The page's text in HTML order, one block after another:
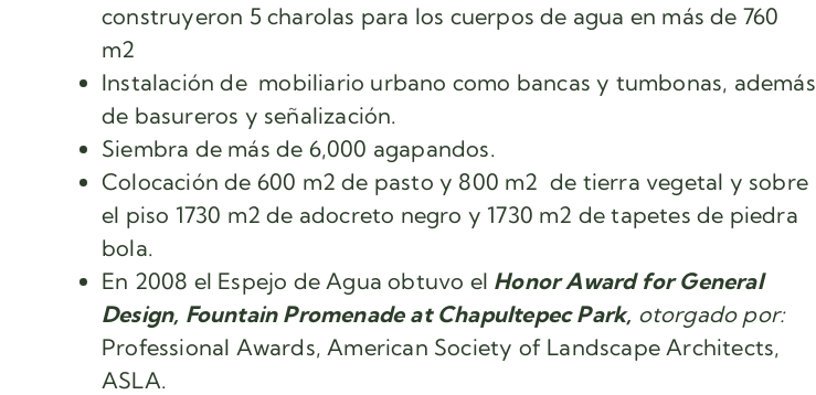
construyeron 5 charolas para los cuerpos de agua en más de 760
m2
Instalación de mobiliario urbano como bancas y tumbonas, además
de basureros y señalización.
Siembra de más de 6,000 agapandos.
Colocación de 600 m2 de pasto y 800 m2 de tierra vegetal y sobre
el piso 1730 m2 de adocreto negro y 1730 m2 de tapetes de piedra
bola.
En 2008 el Espejo de Agua obtuvo el Honor Award for General
Design, Fountain Promenade at Chapultepec Park, otorgado por:
Professional Awards, American Society of Landscape Architects,
ASLA.